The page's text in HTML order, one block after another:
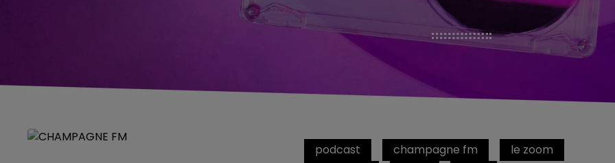
podcast champagne fm
le zoom